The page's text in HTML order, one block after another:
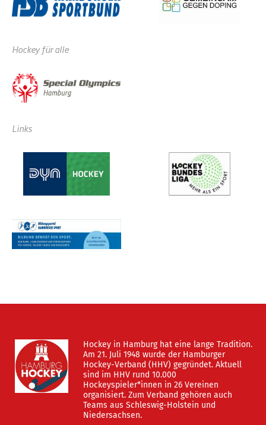
Hockey für alle
Links
Hockey in Hamburg hat eine lange Tradition.
Am 21. Juli 1948 wurde der Hamburger
Hockey-Verband (HHV) gegründet. Aktuell
sind im HHV rund 10.000
Hockeyspieler*innen in 26 Vereinen
organisiert. Zum Verband gehören auch
Teams aus Schleswig-Holstein und
Niedersachsen.